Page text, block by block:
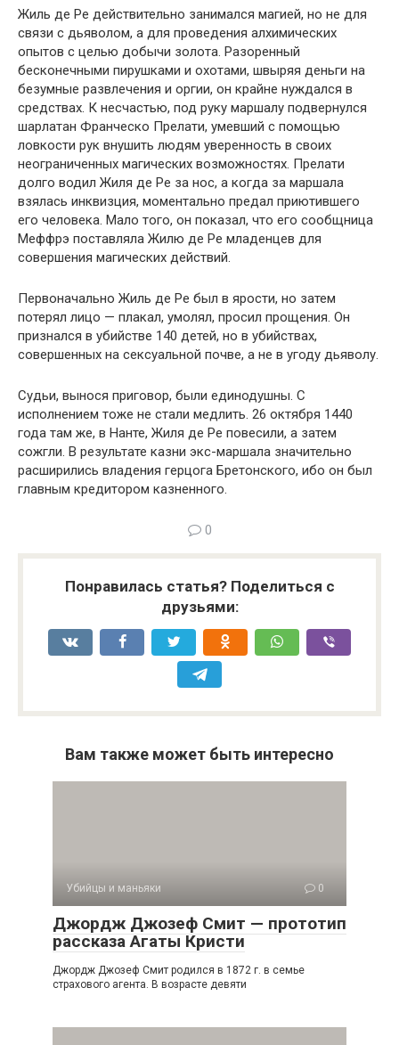
Жиль де Ре действительно занимался магией, но не для
связи с дьяволом, а для проведения алхимических
опытов с целью добычи золота. Разоренный
бесконечными пирушками и охотами, швыряя деньги на
безумные развлечения и оргии, он крайне нуждался в
средствах. К несчастью, под руку маршалу подвернулся
шарлатан Франческо Прелати, умевший с помощью
ловкости рук внушить людям уверенность в своих
неограниченных магических возможностях. Прелати
долго водил Жиля де Ре за нос, а когда за маршала
взялась инквизция, моментально предал приютившего
его человека. Мало того, он показал, что его сообщница
Меффрэ поставляла Жилю де Ре младенцев для
совершения магических действий.
Первоначально Жиль де Ре был в ярости, но затем
потерял лицо — плакал, умолял, просил прощения. Он
признался в убийстве 140 детей, но в убийствах,
совершенных на сексуальной почве, а не в угоду дьяволу.
Судьи, вынося приговор, были единодушны. С
исполнением тоже не стали медлить. 26 октября 1440
года там же, в Нанте, Жиля де Ре повесили, а затем
сожгли. В результате казни экс-маршала значительно
расширились владения герцога Бретонского, ибо он был
главным кредитором казненного.
0
Понравилась статья? Поделиться с
друзьями:
Вам также может быть интересно
Убийцы и маньяки 0
Джордж Джозеф Смит — прототип
рассказа Агаты Кристи
Джордж Джозеф Смит родился в 1872 г. в семье
страхового агента. В возрасте девяти